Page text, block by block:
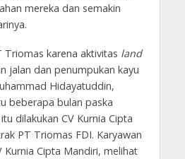
mereka dan semakin
Triomas karena aktivitas land
jalan dan penumpukan kayu
Hidayatuddin,
beberapa bulan paska
dilakukan CV Kurnia Cipta
PT Triomas FDI. Karyawan
Kurnia Cipta Mandiri, melihat